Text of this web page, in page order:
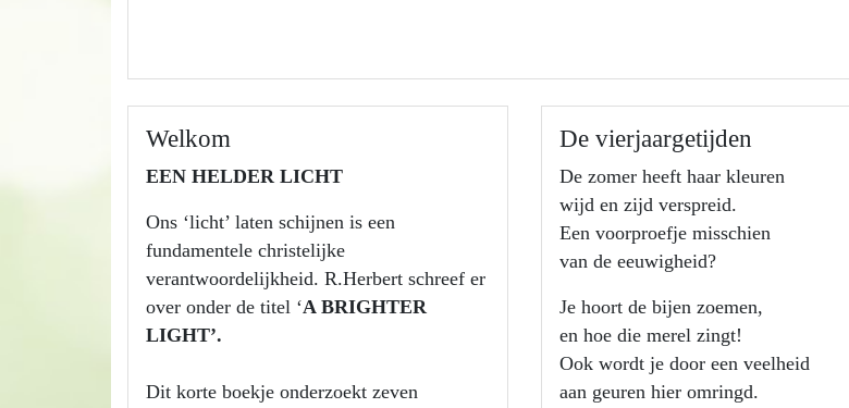
Welkom
EEN HELDER LICHT
Ons ‘licht’ laten schijnen is een
fundamentele christelijke
verantwoordelijkheid. R.Herbert schreef er
over onder de titel ‘A BRIGHTER
LIGHT’.
Dit korte boekje onderzoekt zeven
De vierjaargetijden
De zomer heeft haar kleuren
wijd en zijd verspreid.
Een voorproefje misschien
van de eeuwigheid?
Je hoort de bijen zoemen,
en hoe die merel zingt!
Ook wordt je door een veelheid
aan geuren hier omringd.